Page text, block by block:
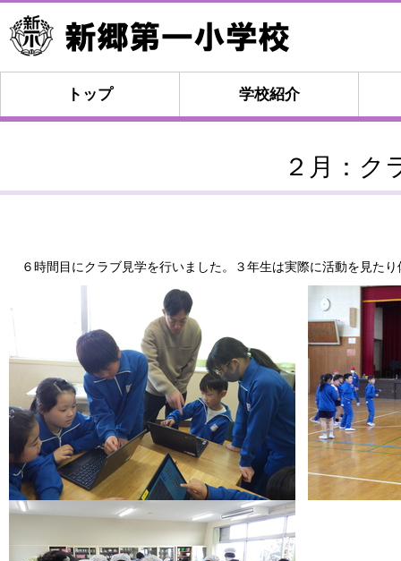
トップ 学校紹介
２月：ク
６時間目にクラブ見学を行いました。３年生は実際に活動を見た